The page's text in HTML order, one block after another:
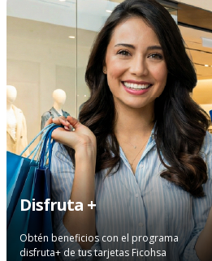
Disfruta +
Obtén beneficios con el programa
disfruta+ de tus tarjetas Ficohsa